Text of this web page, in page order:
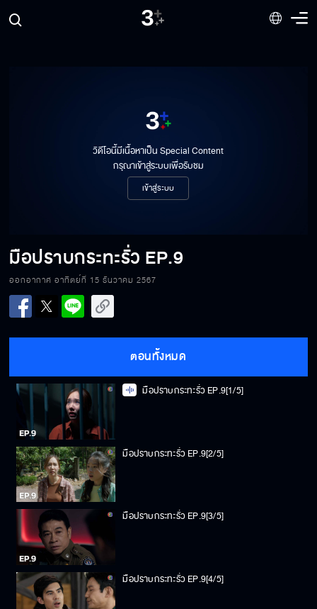
วิดีโอนี้มีเนื้อหาเป็น Special Content
กรุณาเข้าสู่ระบบเพื่อรับชม
เข้าสู่ระบบ
มือปราบกระทะรั่ว EP.9
ออกอากาศ อาทิตย์ที่ 15 ธันวาคม 2567
ตอนทั้งหมด
มือปราบกระทะรั่ว EP.9[1/5]
มือปราบกระทะรั่ว EP.9[2/5]
มือปราบกระทะรั่ว EP.9[3/5]
มือปราบกระทะรั่ว EP.9[4/5]